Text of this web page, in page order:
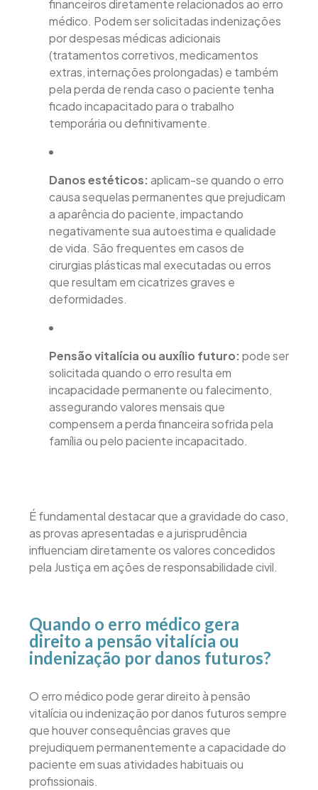
financeiros diretamente relacionados ao erro
médico. Podem ser solicitadas indenizações
por despesas médicas adicionais
(tratamentos corretivos, medicamentos
extras, internações prolongadas) e também
pela perda de renda caso o paciente tenha
ficado incapacitado para o trabalho
temporária ou definitivamente.
Danos estéticos:aplicam-se quando o erro
causa sequelas permanentes que prejudicam
a aparência do paciente, impactando
negativamente sua autoestima e qualidade
de vida. São frequentes em casos de
cirurgias plásticas mal executadas ou erros
que resultam em cicatrizes graves e
deformidades.
Pensão vitalícia ou auxílio futuro:pode ser
solicitada quando o erro resulta em
incapacidade permanente ou falecimento,
assegurando valores mensais que
compensem a perda financeira sofrida pela
família ou pelo paciente incapacitado.
É fundamental destacar que a gravidade do caso,
as provas apresentadas e a jurisprudência
influenciam diretamente os valores concedidos
pela Justiça em ações de responsabilidade civil.
Quando o erro médico gera
direito a pensão vitalícia ou
indenização por danos futuros?
O erro médico pode gerar direito à pensão
vitalícia ou indenização por danos futuros sempre
que houver consequências graves que
prejudiquem permanentemente a capacidade do
paciente em suas atividades habituais ou
profissionais.